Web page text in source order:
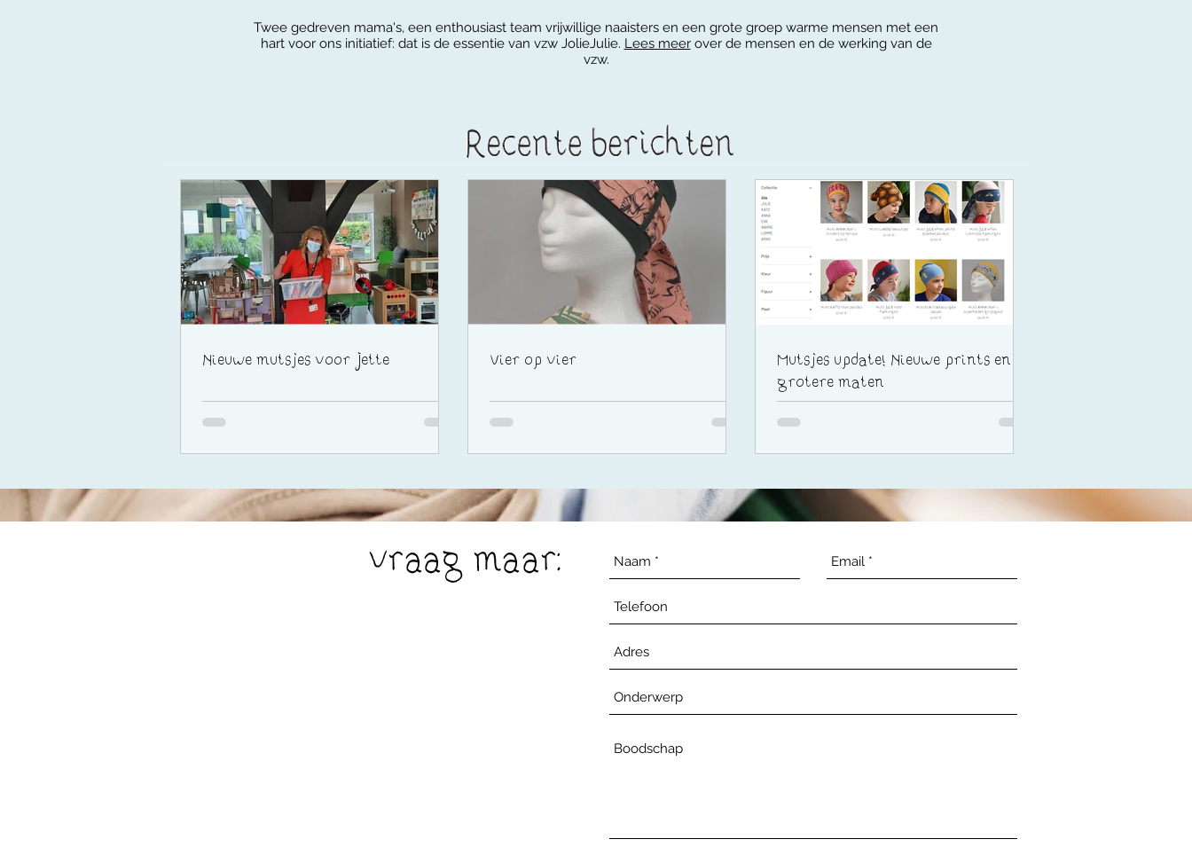
Twee gedreven mama's, een enthousiast team vrijwillige naaisters en een grote groep warme mensen met een
hart voor ons initiatief: dat is de essentie van vzw JolieJulie. Lees meerover de mensen en de werking van de
vzw.
Nieuwe mutsjes voor Jette Vier op vier
Mutsjes update! Nieuwe prints en
grotere maten